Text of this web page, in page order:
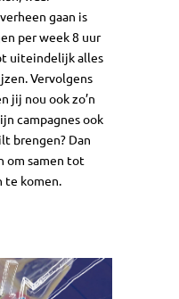
gaan is
per week 8 uur
uiteindelijk alles
Vervolgens
jij nou ook zo’n
campagnes ook
brengen? Dan
om samen tot
te komen.